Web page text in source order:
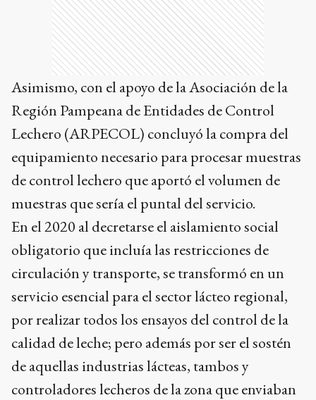
Asimismo, con el apoyo de la Asociación de la
Región Pampeana de Entidades de Control
Lechero (ARPECOL) concluyó la compra del
equipamiento necesario para procesar muestras
de control lechero que aportó el volumen de
muestras que sería el puntal del servicio.
En el 2020 al decretarse el aislamiento social
obligatorio que incluía las restricciones de
circulación y transporte, se transformó en un
servicio esencial para el sector lácteo regional,
por realizar todos los ensayos del control de la
calidad de leche; pero además por ser el sostén
de aquellas industrias lácteas, tambos y
controladores lecheros de la zona que enviaban